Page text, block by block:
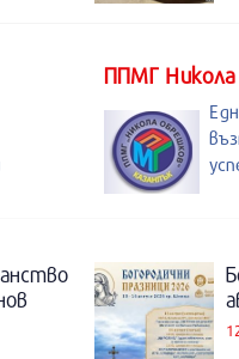
ППМГ